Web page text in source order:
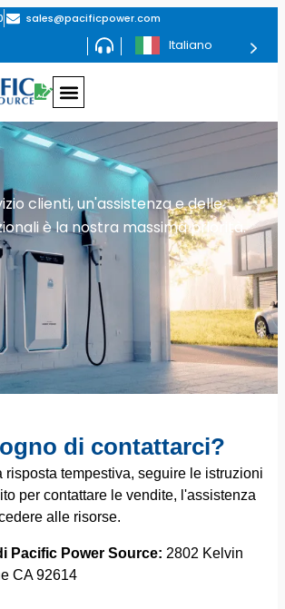
sales@pacificpower.com
Italiano
clienti, un'assistenza e delle
è la nostra massima priorità.
di contattarci?
risposta tempestiva, seguire le istruzioni
per contattare le vendite, l'assistenza
alle risorse.
Pacific Power Source: 2802 Kelvin
CA 92614